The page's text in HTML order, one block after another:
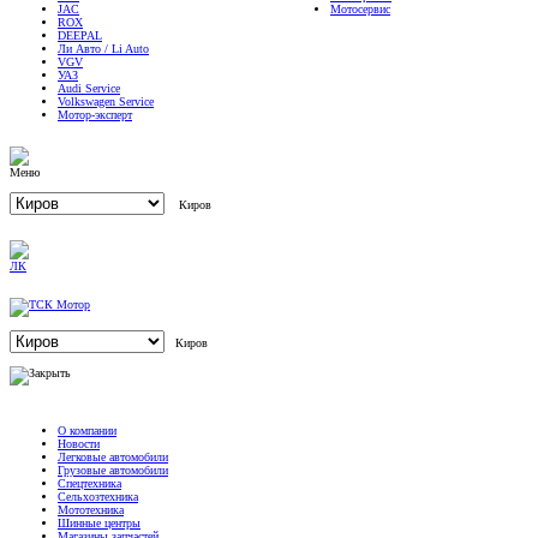
JAC
ROX
DEEPAL
Ли Авто / Li Auto
VGV
УАЗ
Audi Service
Volkswagen Service
Мотор-эксперт
Мотосервис
Киров
Киров
О компании
Новости
Легковые автомобили
Грузовые автомобили
Спецтехника
Сельхозтехника
Мототехника
Шинные центры